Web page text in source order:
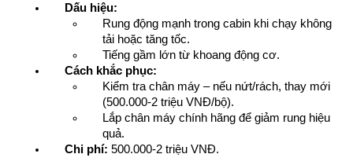
Dấu hiệu:
Rung động mạnh trong cabin khi chạy không
tải hoặc tăng tốc.
Tiếng gầm lớn từ khoang động cơ.
Cách khắc phục:
Kiểm tra chân máy – nếu nứt/rách, thay mới
(500.000-2 triệu VNĐ/bộ).
Lắp chân máy chính hãng để giảm rung hiệu
quả.
Chi phí: 500.000-2 triệu VNĐ.